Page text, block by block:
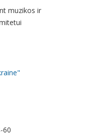
muzikos ir
60